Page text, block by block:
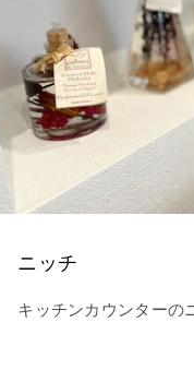
ニッチ
キッチンカウンターの